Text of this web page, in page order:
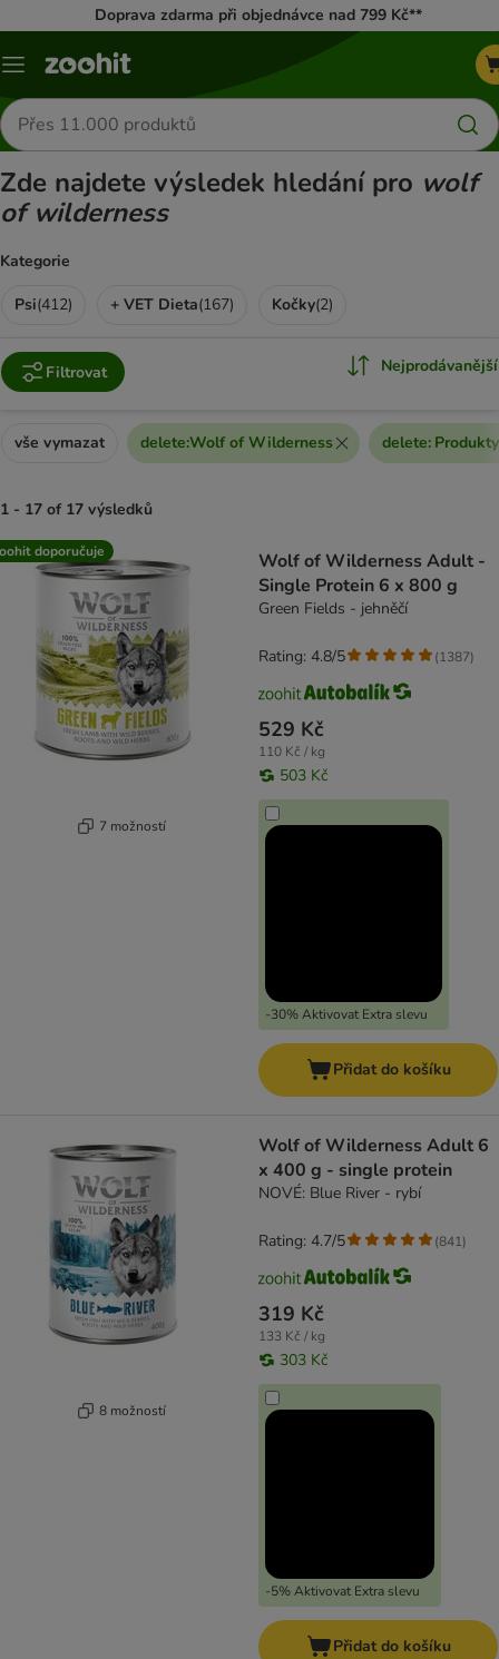
Doprava zdarma při objednávce nad 799 Kč**
Menu
Hledat
produkty
Zde najdete výsledek hledání pro wolf
of wilderness
Kategorie
Psi(412) + VET Dieta(167) Kočky(2)
Filtrovat Nejprodávanější
vše vymazat delete:Wolf of Wilderness delete:
1 - 17 of 17 výsledků
product items have been changed
doporučuje
7 možností
Wolf of Wilderness Adult -
Single Protein 6 x 800 g
Green Fields - jehněčí
529 Kč
110 Kč / kg
503 Kč
-30% Aktivovat Extra slevu
Rating: 4.8/5 (1387)
Přidat do košíku
8 možností
Wolf of Wilderness Adult 6
x 400 g - single protein
NOVÉ: Blue River - rybí
319 Kč
133 Kč / kg
303 Kč
-5% Aktivovat Extra slevu
Rating: 4.7/5 (841)
Přidat do košíku